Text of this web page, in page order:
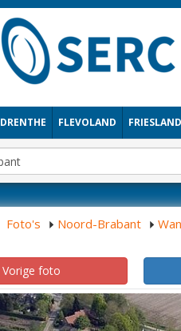
DRENTHE FLEVOLAND FRIESLAND
Foto's Noord-Brabant
Vorige foto